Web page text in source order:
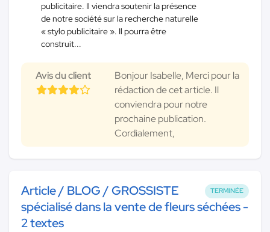
publicitaire. Il viendra soutenir la présence
de notre société sur la recherche naturelle
« stylo publicitaire ». Il pourra être
construit...
Avis du client
Bonjour Isabelle, Merci pour la
rédaction de cet article. Il
conviendra pour notre
prochaine publication.
Cordialement,
TERMINÉE
Article / BLOG / GROSSISTE
spécialisé dans la vente de fleurs séchées -
2 textes